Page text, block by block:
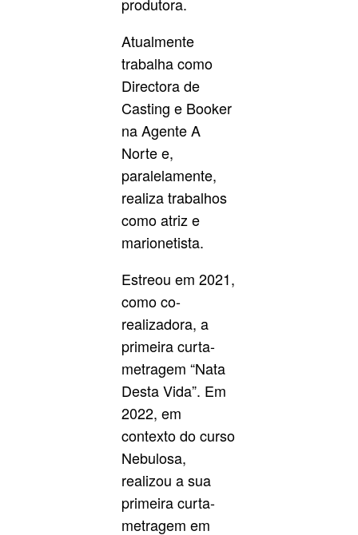
produtora.
Atualmente
trabalha como
Directora de
Casting e Booker
na Agente A
Norte e,
paralelamente,
realiza trabalhos
como atriz e
marionetista.
Estreou em 2021,
como co-
realizadora, a
primeira curta-
metragem “Nata
Desta Vida”. Em
2022, em
contexto do curso
Nebulosa,
realizou a sua
primeira curta-
metragem em